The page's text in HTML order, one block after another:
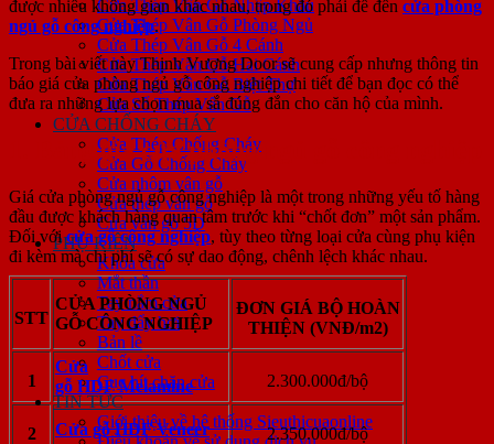
Cửa Thép Vân Gỗ Nhập Khẩu
Cửa Thép Vân Gỗ Phòng Ngủ
Cửa Thép Vân Gỗ 4 Cánh
Cửa Thép Vân Gỗ Hai Cánh
Cửa Thép Vân Gỗ Biệt Thự
Cửa Sổ Thép Vân Gỗ
CỬA CHỐNG CHÁY
Cửa Thép Chống Cháy
Cửa Gỗ Chống Cháy
Cửa nhôm vân gỗ
Cửa thép vân gỗ
Cửa vân gỗ 5D
PHỤ KIỆN
Khóa cửa
Mắt thần
Tay nắm cửa
Tay đẩy hơi
Bản lề
Chốt cửa
Cục hít chặn cửa
TIN TỨC
Giới thiệu về hệ thống Sieuthicuaonline
được nhiều không gian khác nhau, trong đó phải để đến cửa phòng
ngủ gỗ công nghiệp.
Trong bài viết này Thịnh Vượng Door sẽ cung cấp nhưng thông tin
báo giá cửa phòng ngủ gỗ công nghiệp chi tiết để bạn đọc có thể
đưa ra những lựa chọn mua sắ đúng đắn cho căn hộ của mình.
1. Bảng giá cửa phòng ngủ gỗ công nghiệp
Giá cửa phòng ngủ gỗ công nghiệp là một trong những yếu tố hàng
đầu được khách hàng quan tâm trước khi “chốt đơn” một sản phẩm.
Đối vớicửa gỗ công nghiệp, tùy theo từng loại cửa cùng phụ kiện
đi kèm mà chi phí sẽ có sự dao động, chênh lệch khác nhau.
STT
CỬA PHÒNG NGỦ
GỖ CÔNG NGHIỆP
ĐƠN GIÁ BỘ HOÀN
THIỆN (VNĐ/m2)
1
Cửa
gỗ HDF Melamine
2.300.000đ/bộ
2 Cửa gỗ HDF Veneer 2.350.000đ/bộ